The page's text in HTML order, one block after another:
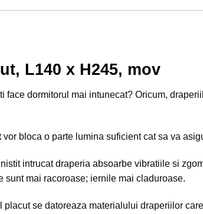
L140 x H245, mov
dormitorul mai intunecat? Oricum,
vor bloca o parte lumina suficient cat sa va
intrucat draperia absoarbe vibratiile si
sunt mai racoroase; iernile mai claduroase.
se datoreaza materialului draperiilor